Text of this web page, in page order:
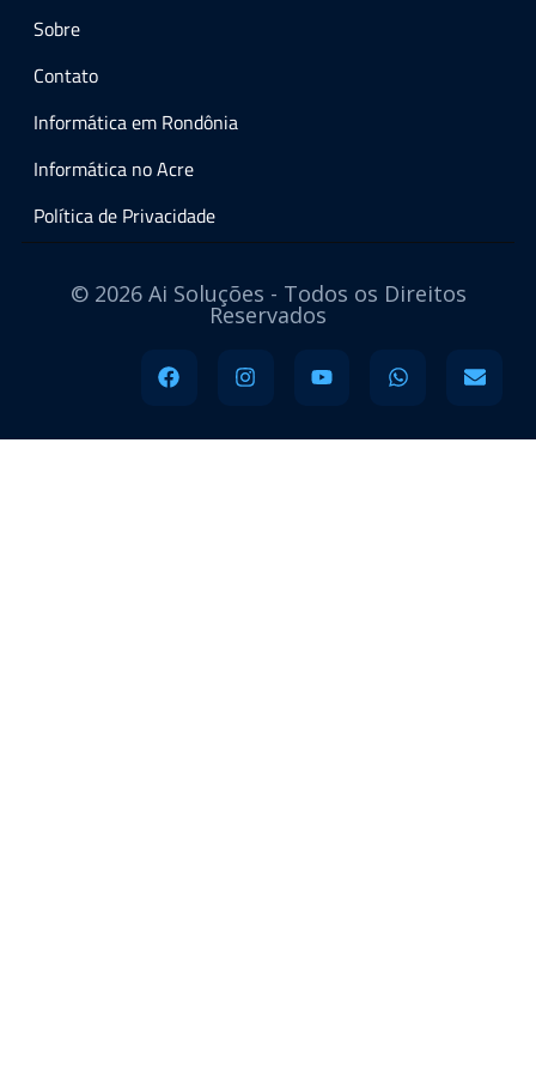
Sobre
Contato
Informática em Rondônia
Informática no Acre
Política de Privacidade
© 2026 Ai Soluções - Todos os Direitos
Reservados